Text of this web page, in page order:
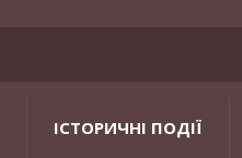
ІСТОРИЧНІ ПОДІЇ